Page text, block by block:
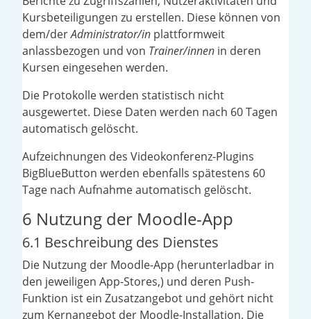
Kursbeteiligungen zu erstellen. Diese können von
dem/derAdministrator/in plattformweit
anlassbezogen und von Trainer/innen in deren
Kursen eingesehen werden.
Die Protokolle werden statistisch nicht
ausgewertet. Diese Daten werden nach 60 Tagen
automatisch gelöscht.
Aufzeichnungen des Videokonferenz-Plugins
BigBlueButton werden ebenfalls spätestens 60
Tage nach Aufnahme automatisch gelöscht.
6 Nutzung der Moodle-App
6.1 Beschreibung des Dienstes
Die Nutzung der Moodle-App (herunterladbar in
den jeweiligen App-Stores,) und deren Push-
Funktion ist ein Zusatzangebot und gehört nicht
zum Kernangebot der Moodle-Installation. Die